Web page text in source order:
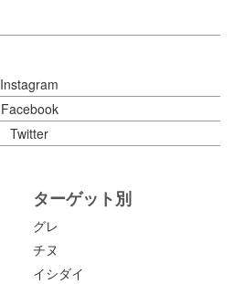
Instagram
Facebook
Twitter
ターゲット別
グレ
チヌ
イシダイ